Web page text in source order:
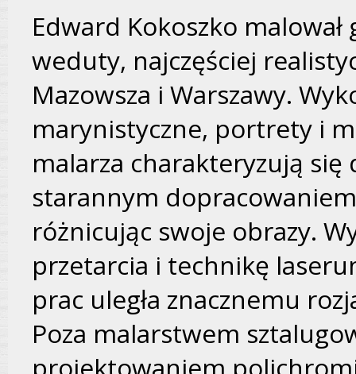
Edward Kokoszko
weduty, najczęściej
Mazowsza i Warszawy.
marynistyczne, portrety i
malarza charakteryzują
starannym
różnicując swoje obrazy.
przetarcia i technikę
prac uległa znacznemu
Poza malarstwem